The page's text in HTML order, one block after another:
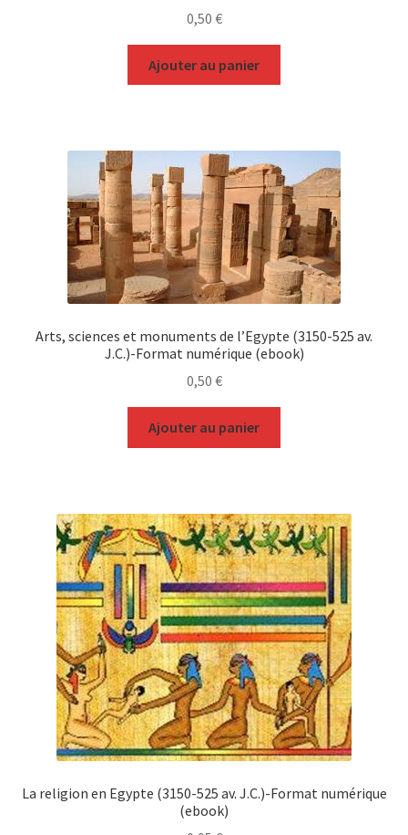
0,50 €
Ajouter au panier
Arts, sciences et monuments de l’Egypte (3150-525 av.
J.C.)-Format numérique (ebook)
0,50 €
Ajouter au panier
La religion en Egypte (3150-525 av. J.C.)-Format numérique
(ebook)